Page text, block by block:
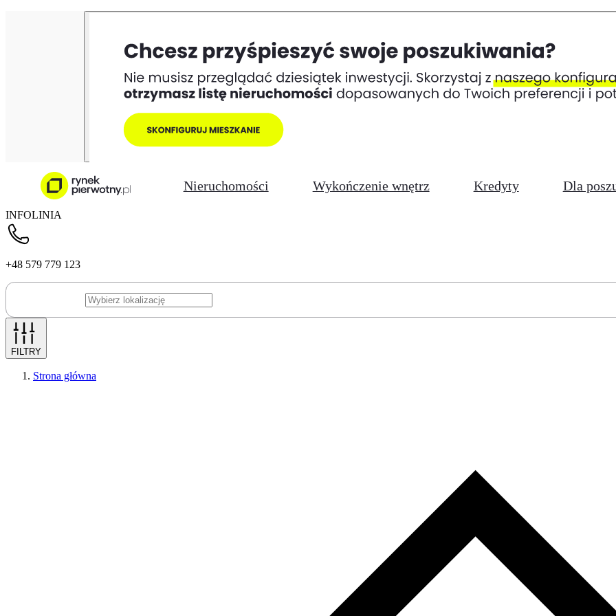
Nieruchomości Wykończenie wnętrz Kredyty Dla
INFOLINIA
+48 579 779 123
FILTRY
Strona główna